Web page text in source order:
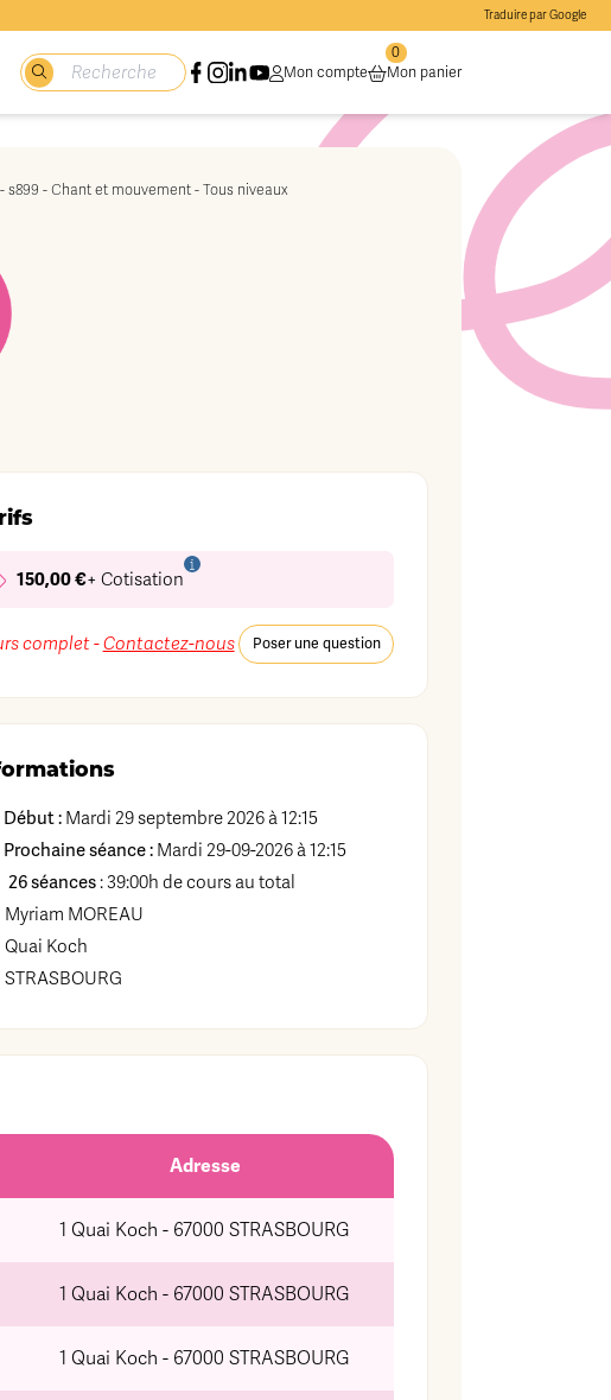
Traduire par Google
Mon compte Mon panier
0
150,00 €+ Cotisation
complet -Contactez-nous Poser une question
Début : Mardi 29 septembre 2026 à 12:15
Prochaine séance : Mardi 29-09-2026 à 12:15
26 séances: 39:00h de cours au total
Myriam MOREAU
Quai Koch
STRASBOURG
Adresse
1 Quai Koch - 67000 STRASBOURG
1 Quai Koch - 67000 STRASBOURG
1 Quai Koch - 67000 STRASBOURG